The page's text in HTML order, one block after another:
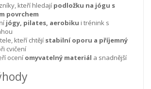
kteří hledají podložku na jógu s
povrchem
jógy, pilates, aerobiku i trénink s
kteří chtějí stabilní oporu a příjemný
cvičení
ocení omyvatelný materiál a snadnější